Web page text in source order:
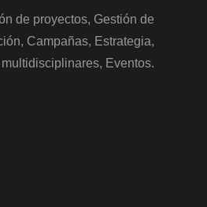
de proyectos, Gestión de
Campañas, Estrategia,
Eventos.